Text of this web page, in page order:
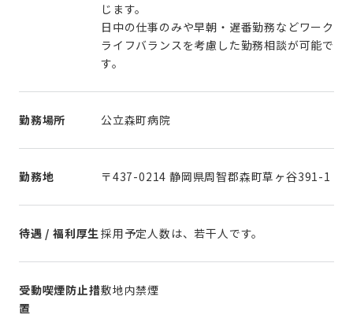
じます。
日中の仕事のみや早朝・遅番勤務などワーク
ライフバランスを考慮した勤務相談が可能で
す。
勤務場所 公立森町病院
勤務地 〒437-0214 静岡県周智郡森町草ヶ谷391-1
待遇 / 福利厚生採用予定人数は、若干人です。
受動喫煙防止措
置
敷地内禁煙